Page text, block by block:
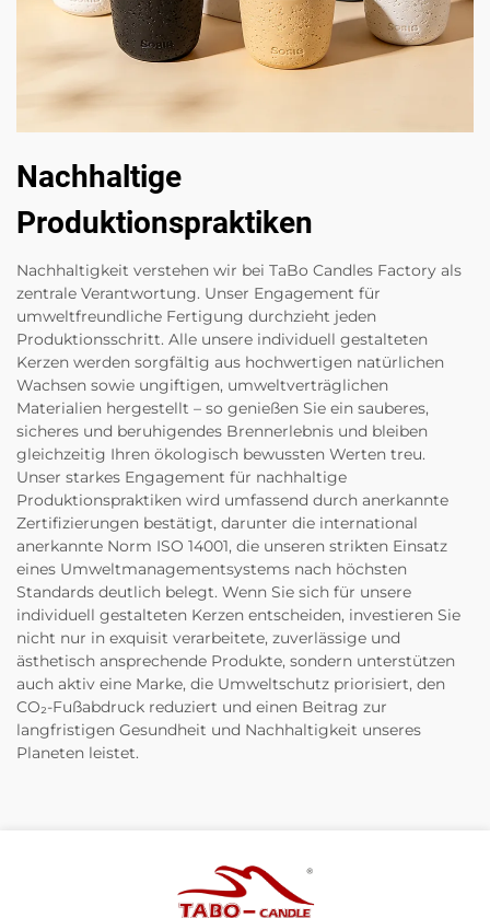
Nachhaltige
Produktionspraktiken
Nachhaltigkeit verstehen wir bei TaBo Candles Factory als
zentrale Verantwortung. Unser Engagement für
umweltfreundliche Fertigung durchzieht jeden
Produktionsschritt. Alle unsere individuell gestalteten
Kerzen werden sorgfältig aus hochwertigen natürlichen
Wachsen sowie ungiftigen, umweltverträglichen
Materialien hergestellt – so genießen Sie ein sauberes,
sicheres und beruhigendes Brennerlebnis und bleiben
gleichzeitig Ihren ökologisch bewussten Werten treu.
Unser starkes Engagement für nachhaltige
Produktionspraktiken wird umfassend durch anerkannte
Zertifizierungen bestätigt, darunter die international
anerkannte Norm ISO 14001, die unseren strikten Einsatz
eines Umweltmanagementsystems nach höchsten
Standards deutlich belegt. Wenn Sie sich für unsere
individuell gestalteten Kerzen entscheiden, investieren Sie
nicht nur in exquisit verarbeitete, zuverlässige und
ästhetisch ansprechende Produkte, sondern unterstützen
auch aktiv eine Marke, die Umweltschutz priorisiert, den
CO₂-Fußabdruck reduziert und einen Beitrag zur
langfristigen Gesundheit und Nachhaltigkeit unseres
Planeten leistet.